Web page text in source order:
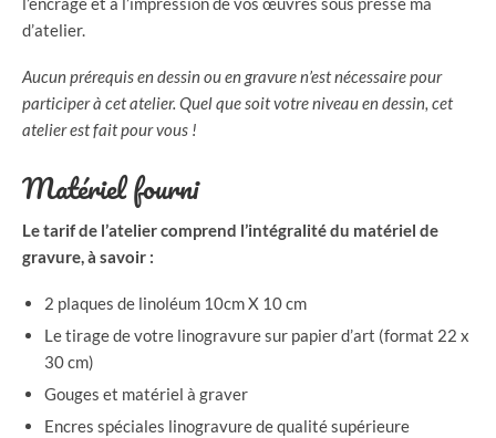
d’atelier.
Aucun prérequis en dessin ou en gravure n’est nécessaire pour
participer à cet atelier. Quel que soit votre niveau en dessin, cet
atelier est fait pour vous !
Matériel fourni
Le tarif de l’atelier comprend l’intégralité du matériel de
gravure, à savoir :
2 plaques de linoléum 10cm X 10 cm
Le tirage de votre linogravure sur papier d’art (format 22 x
30 cm)
Gouges et matériel à graver
Encres spéciales linogravure de qualité supérieure